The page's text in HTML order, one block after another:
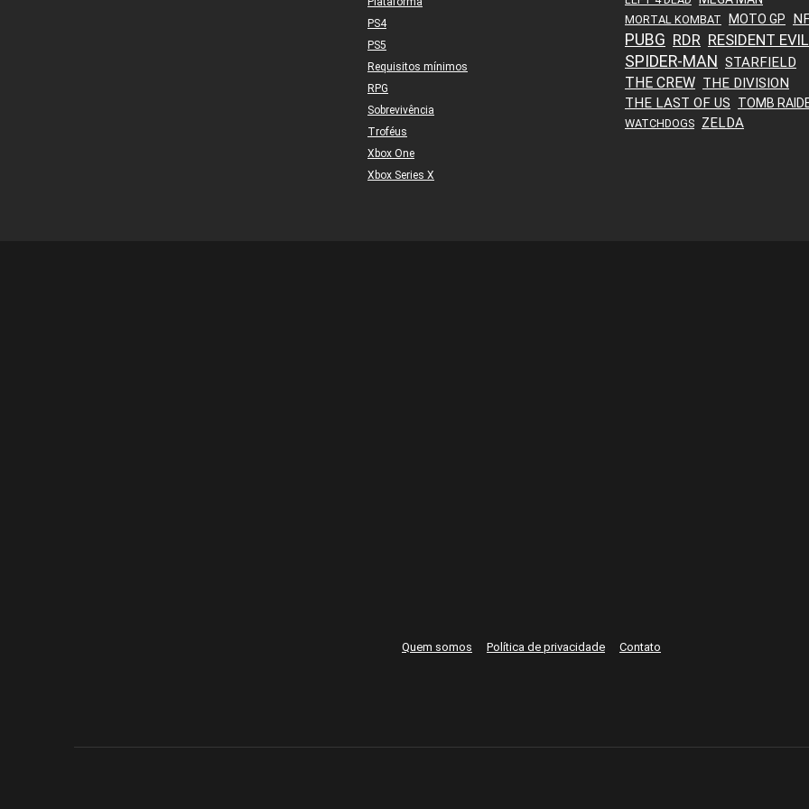
PS4
PS5
Requisitos mínimos
RPG
Sobrevivência
Troféus
Xbox One
Xbox Series X
MORTAL KOMBAT MOTO GP
PUBG RDR RESIDENT EVIL
SPIDER-MAN STARFIELD
THE CREW THE DIVISION
THE LAST OF US
TOMB
WATCHDOGS ZELDA
Quem somos Política de privacidade Contato